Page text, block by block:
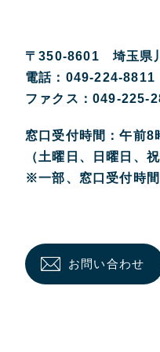
〒350-8601 埼玉県
電話：049-224-8811
ファクス：049-225-
窓口受付時間：午前
（土曜日、日曜日、
※一部、窓口受付時間
お問い合わせ